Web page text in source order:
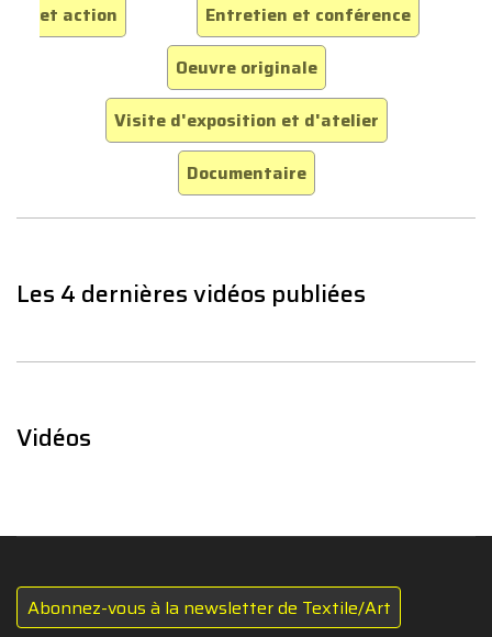
et action
Entretien et conférence
Oeuvre originale
Visite d'exposition et d'atelier
Documentaire
Les 4 dernières vidéos publiées
Vidéos
Abonnez-vous à la newsletter de Textile/Art